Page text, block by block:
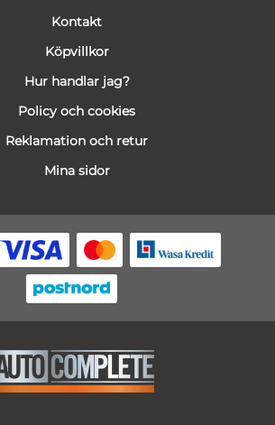
Kontakt
Köpvillkor
Hur handlar jag?
Policy och cookies
Reklamation och retur
Mina sidor